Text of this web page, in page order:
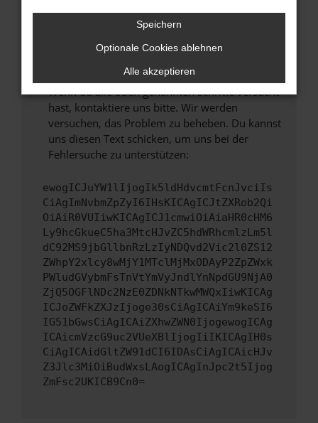
Sicherheitsrisiko, sondern kann auch dazu
unterstützt werden.
Wende dich an den Webseitenbetreiber.
Wenn du alle oben genannten Schritte versucht
hast, kontaktiere uns bitte. Wir werden
versuchen, das Problem zu beheben. Du kannst
uns diesen Text schicken, um uns bei der
Fehlersuche zu unterstützen:
ewogICJuYW1lIjogIk5ldHdvcmtFcnJvciIs
CiAgImNvbmZpZyI6IHsKICAgICJtZXRob2Qi
OiAiR0VUIiwKICAgICJ1cmwiOiAiaHR0cHM6
Ly9hcGkueC5ha3MtcHJvZC5hdWRhcmlzLm5l
dC92MS9jbGllbnRzLzIyNDQvd2Vic2l0ZS12
ZWhpY2xlcy8wMjY1MTclMjMxODAyP2ZpZWxk
PWludGVybmFsTnVtYmVyJndlYnNpdGU9NjA0
ZjQ5OGFlNDc2NzE0ZDNkNTkwMWQxIiwKICAg
ICJoZWFkZXJzIjoge30sCiAgICAiYm9keSI6
IG51bGwsCiAgICAiZXhwZWN0IjogewogICAg
ICAicmVzcG9uc2VUeXBlIjogIiIKICAgIH0s
CiAgICAidGltZW91dCI6IDAsCiAgICAicHJv
Z3Jlc3MiOiBudWxsLAogICAgInJpc2t5Ijog
ZmFsc2UKICB9Cn0=
Speichern
Optionale Cookies ablehnen
Alle akzeptieren